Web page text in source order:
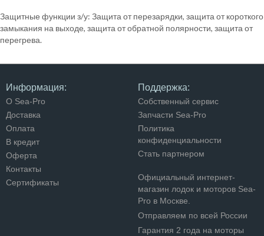
Защитные функции з/у: Защита от перезарядки, защита от короткого
замыкания на выходе, защита от обратной полярности, защита от
перегрева.
Информация:
О Sea-Pro
Доставка
Оплата
В кредит
Оферта
Контакты
Сертификаты
Поддержка:
Собственный сервис
Запчасти Sea-Pro
Политика
конфиденциальности
Стать партнером
Официальный интернет-
магазин лодок и моторов Sea-
Pro в Москве.
Отправляем по всей России
Гарантия 2 года на моторы